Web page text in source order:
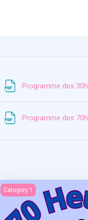
Programme des 30h
Programme des 70h
Statistiques et recherches
Category 1